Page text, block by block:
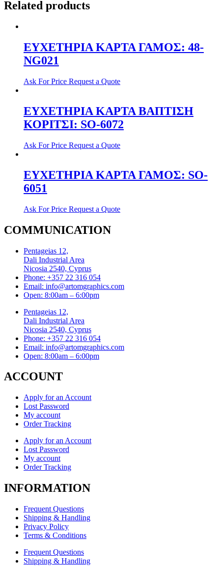
Related products
ΕΥΧΕΤΗΡΙΑ ΚΑΡΤΑ ΓΑΜΟΣ: 48-
NG021
Ask For Price Request a Quote
ΕΥΧΕΤΗΡΙΑ ΚΑΡΤΑ ΒΑΠΤΙΣΗ
ΚΟΡΙΤΣΙ: SO-6072
Ask For Price Request a Quote
ΕΥΧΕΤΗΡΙΑ ΚΑΡΤΑ ΓΑΜΟΣ: SO-
6051
Ask For Price Request a Quote
COMMUNICATION
Pentageias 12,
Dali Industrial Area
Nicosia 2540, Cyprus
Phone: +357 22 316 054
Email: info@artomgraphics.com
Open: 8:00am – 6:00pm
Pentageias 12,
Dali Industrial Area
Nicosia 2540, Cyprus
Phone: +357 22 316 054
Email: info@artomgraphics.com
Open: 8:00am – 6:00pm
ACCOUNT
Apply for an Account
Lost Password
My account
Order Tracking
Apply for an Account
Lost Password
My account
Order Tracking
INFORMATION
Frequent Questions
Shipping & Handling
Privacy Policy
Terms & Conditions
Frequent Questions
Shipping & Handling